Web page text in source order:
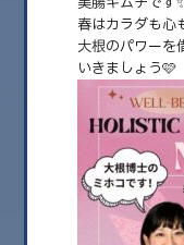
2026.03
2026.02
2026.01
2025.12
2025.11
2025.10
春はカラダも心
大根のパワーを
いきましょう🩷